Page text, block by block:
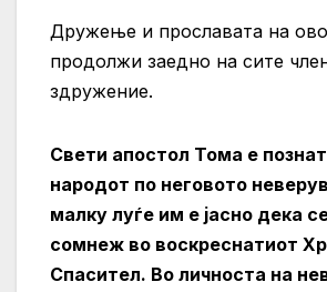
Дружење и прославата на
продолжи заедно на сите
здружение.
Свети апостол Тома е
народот по неговото
малку луѓе им е јасно дека
сомнеж во воскреснатиот
Спасител. Во личноста на